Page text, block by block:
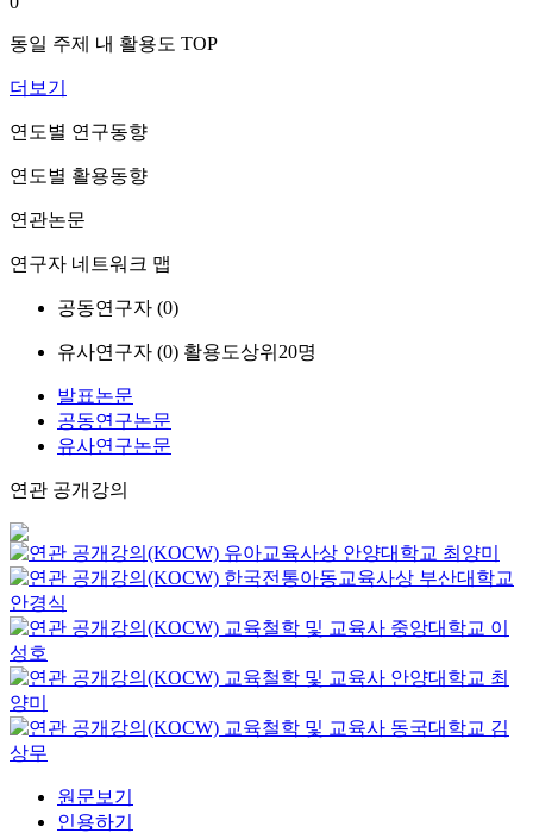
동일 주제 내 활용도 TOP
더보기
연도별 연구동향
연도별 활용동향
연관논문
연구자 네트워크 맵
공동연구자 (0)
유사연구자 (0) 활용도상위20명
발표논문
공동연구논문
유사연구논문
연관 공개강의
유아교육사상 안양대학교 최양미
한국전통아동교육사상 부산대학교
안경식
교육철학 및 교육사 중앙대학교 이
성호
교육철학 및 교육사 안양대학교 최
양미
교육철학 및 교육사 동국대학교 김
상무
원문보기
인용하기